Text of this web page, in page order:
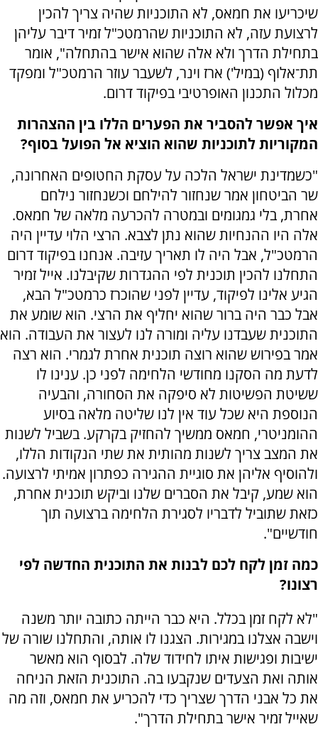
שיכריעו את חמאס, לא התוכניות שהיה צריך להכין
לרצועת עזה, לא התוכניות שהרמטכ"ל זמיר דיבר עליהן
בתחילת הדרך ולא אלה שהוא אישר בהתחלה", אומר
תת־אלוף (במיל') ארז וינר, לשעבר עוזר הרמטכ"ל ומפקד
מכלול התכנון האופרטיבי בפיקוד דרום.
איך אפשר להסביר את הפערים הללו בין ההצהרות
המקוריות לתוכניות שהוא הוציא אל הפועל בסוף?
"כשמדינת ישראל הלכה על עסקת החטופים האחרונה,
שר הביטחון אמר שנחזור להילחם וכשנחזור נילחם
אחרת, בלי גמגומים ובמטרה להכרעה מלאה של חמאס.
אלה היו ההנחיות שהוא נתן לצבא. הרצי הלוי עדיין היה
הרמטכ"ל, אבל היה לו תאריך עזיבה. אנחנו בפיקוד דרום
התחלנו להכין תוכנית לפי ההגדרות שקיבלנו. אייל זמיר
הגיע אלינו לפיקוד, עדיין לפני שהוכרז כרמטכ"ל הבא,
אבל כבר היה ברור שהוא יחליף את הרצי. הוא שומע את
התוכנית שעבדנו עליה ומורה לנו לעצור את העבודה. הוא
אמר בפירוש שהוא רוצה תוכנית אחרת לגמרי. הוא רצה
לדעת מה הסקנו מחודשי הלחימה לפני כן. ענינו לו
ששיטת הפשיטות לא סיפקה את הסחורה, והבעיה
הנוספת היא שכל עוד אין לנו שליטה מלאה בסיוע
ההומניטרי, חמאס ממשיך להחזיק בקרקע. בשביל לשנות
את המצב צריך לשנות מהותית את שתי הנקודות הללו,
ולהוסיף אליהן את סוגיית ההגירה כפתרון אמיתי לרצועה.
הוא שמע, קיבל את הסברים שלנו וביקש תוכנית אחרת,
כזאת שתוביל לדבריו לסגירת הלחימה ברצועה תוך
חודשיים".
כמה זמן לקח לכם לבנות את התוכנית החדשה לפי
רצונו?
"לא לקח זמן בכלל. היא כבר הייתה כתובה יותר משנה
וישבה אצלנו במגירות. הצגנו לו אותה, והתחלנו שורה של
ישיבות ופגישות איתו לחידוד שלה. לבסוף הוא מאשר
אותה ואת הצעדים שנקבעו בה. התוכנית הזאת הניחה
את כל אבני הדרך שצריך כדי להכריע את חמאס, וזה מה
שאייל זמיר אישר בתחילת הדרך".